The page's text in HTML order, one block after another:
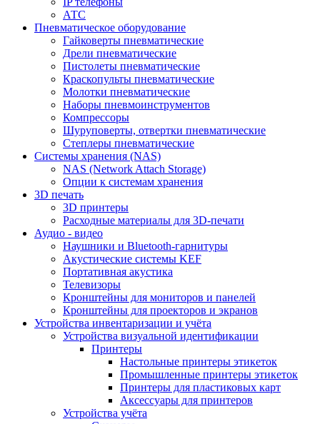
АТС
Пневматическое оборудование
Гайковерты пневматические
Дрели пневматические
Пистолеты пневматические
Краскопульты пневматические
Молотки пневматические
Наборы пневмоинструментов
Компрессоры
Шуруповерты, отвертки пневматические
Степлеры пневматические
Cистемы хранения (NAS)
NAS (Network Attach Storage)
Опции к системам хранения
3D печать
3D принтеры
Расходные материалы для 3D-печати
Аудио - видео
Наушники и Bluetooth-гарнитуры
Акустические системы KEF
Портативная акустика
Телевизоры
Кронштейны для мониторов и панелей
Кронштейны для проекторов и экранов
Устройства инвентаризации и учёта
Устройства визуальной идентификации
Принтеры
Настольные принтеры этикеток
Промышленные принтеры этикеток
Принтеры для пластиковых карт
Аксессуары для принтеров
Устройства учёта